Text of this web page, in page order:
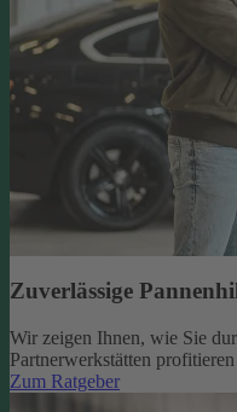
Zuverlässige
Wir zeigen Ihnen, wie Sie
Partnerwerkstätten
Zum Ratgeber